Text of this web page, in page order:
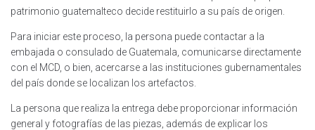
patrimonio guatemalteco decide restituirlo a su país de origen.
Para iniciar este proceso, la persona puede contactar a la
embajada o consulado de Guatemala, comunicarse directamente
con el MCD, o bien, acercarse a las instituciones gubernamentales
del país donde se localizan los artefactos.
La persona que realiza la entrega debe proporcionar información
general y fotografías de las piezas, además de explicar los